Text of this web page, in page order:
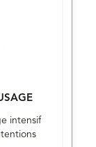
intensif